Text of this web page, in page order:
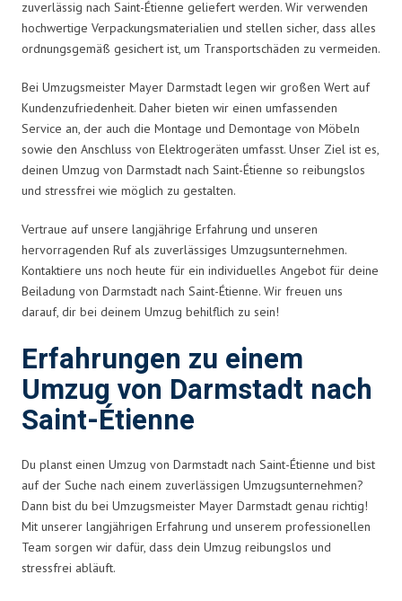
zuverlässig nach Saint-Étienne geliefert werden. Wir verwenden
hochwertige Verpackungsmaterialien und stellen sicher, dass alles
ordnungsgemäß gesichert ist, um Transportschäden zu vermeiden.
Bei Umzugsmeister Mayer Darmstadt legen wir großen Wert auf
Kundenzufriedenheit. Daher bieten wir einen umfassenden
Service an, der auch die Montage und Demontage von Möbeln
sowie den Anschluss von Elektrogeräten umfasst. Unser Ziel ist es,
deinen Umzug von Darmstadt nach Saint-Étienne so reibungslos
und stressfrei wie möglich zu gestalten.
Vertraue auf unsere langjährige Erfahrung und unseren
hervorragenden Ruf als zuverlässiges Umzugsunternehmen.
Kontaktiere uns noch heute für ein individuelles Angebot für deine
Beiladung von Darmstadt nach Saint-Étienne. Wir freuen uns
darauf, dir bei deinem Umzug behilflich zu sein!
Erfahrungen zu einem
Umzug von Darmstadt nach
Saint-Étienne
Du planst einen Umzug von Darmstadt nach Saint-Étienne und bist
auf der Suche nach einem zuverlässigen Umzugsunternehmen?
Dann bist du bei Umzugsmeister Mayer Darmstadt genau richtig!
Mit unserer langjährigen Erfahrung und unserem professionellen
Team sorgen wir dafür, dass dein Umzug reibungslos und
stressfrei abläuft.